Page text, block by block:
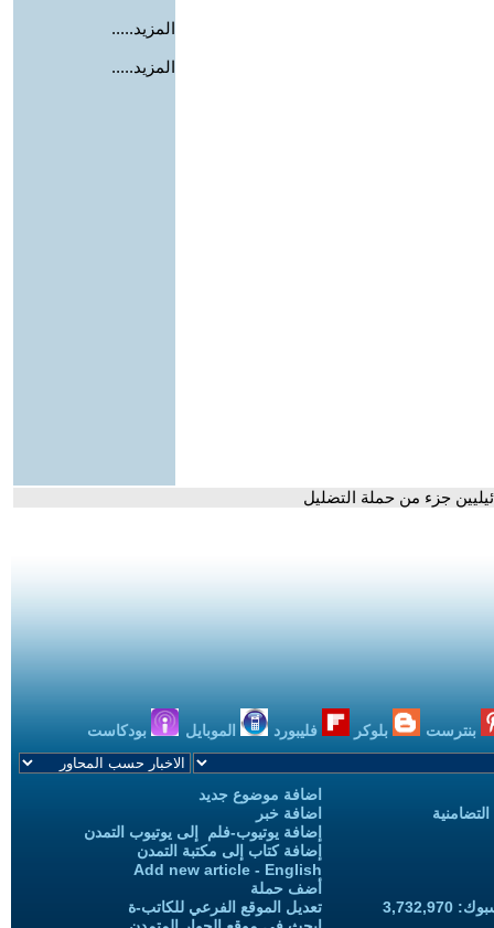
المزيد.....
المزيد.....
جزء من حملة التضليل
بنترست بلوكر فليبورد الموبايل بودكاست
اضافة موضوع جديد
اضافة خبر
إضافة يوتيوب-فلم إلى يوتيوب التمدن
إضافة كتاب إلى مكتبة التمدن
Add new article - English
أضف حملة
تعديل الموقع الفرعي للكاتب-ة